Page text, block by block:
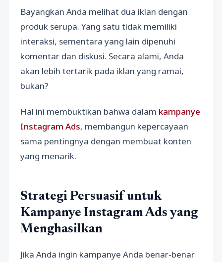
Bayangkan Anda melihat dua iklan dengan
produk serupa. Yang satu tidak memiliki
interaksi, sementara yang lain dipenuhi
komentar dan diskusi. Secara alami, Anda
akan lebih tertarik pada iklan yang ramai,
bukan?
Hal ini membuktikan bahwa dalam kampanye
Instagram Ads, membangun kepercayaan
sama pentingnya dengan membuat konten
yang menarik.
Strategi Persuasif untuk
Kampanye Instagram Ads yang
Menghasilkan
Jika Anda ingin kampanye Anda benar-benar